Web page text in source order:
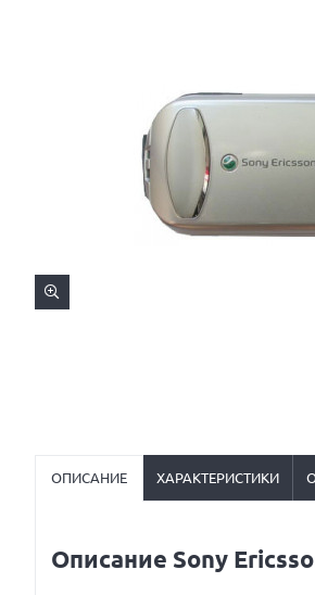
ОПИСАНИЕ ХАРАКТЕРИСТИКИ
Описание Sony